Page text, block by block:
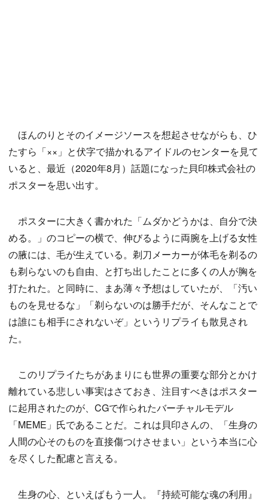
ほんのりとそのイメージソースを想起させながらも、ひ
たすら「××」と伏字で描かれるアイドルのセンターを見て
いると、最近（2020年8月）話題になった貝印株式会社の
ポスターを思い出す。
ポスターに大きく書かれた「ムダかどうかは、自分で決
める。」のコピーの横で、伸びるように両腕を上げる女性
の腋には、毛が生えている。剃刀メーカーが体毛を剃るの
も剃らないのも自由、と打ち出したことに多くの人が胸を
打たれた。と同時に、まあ薄々予想はしていたが、「汚い
ものを見せるな」「剃らないのは勝手だが、そんなことで
は誰にも相手にされないぞ」というリプライも散見され
た。
このリプライたちがあまりにも世界の重要な部分とかけ
離れている悲しい事実はさておき、注目すべきはポスター
に起用されたのが、CGで作られたバーチャルモデル
「MEME」氏であることだ。これは貝印さんの、「生身の
人間の心そのものを直接傷つけさせまい」という本当に心
を尽くした配慮と言える。
生身の心、といえばもう一人。『持続可能な魂の利用』